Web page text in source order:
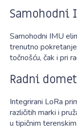
Samohodni
Samohodni IMU
trenutno
točnošću, čak i pri
Radni
Integrirani LoRa
različitih marki i
u tipičnim